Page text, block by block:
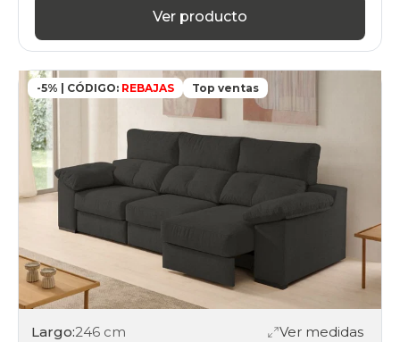
Ver producto
-5% | CÓDIGO: REBAJAS Top ventas
Largo:246 cm Ver medidas